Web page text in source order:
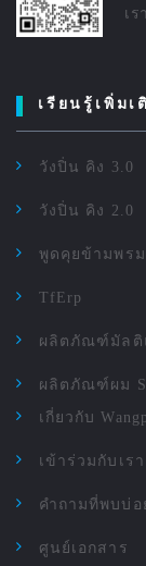
เ
เรียนรู้เพิ่มเ
วังปิ่น คิง 3.0
วังปิ่น คิง 2.0
พูดคุยข้ามพร
TfErp
ผลิตภัณฑ์มัลติ
ผลิตภัณฑ์ผม
เกี่ยวกับ
เข้าร่วมกับเรา
คำถามที่พบบ่อ
ศูนย์เอกสาร